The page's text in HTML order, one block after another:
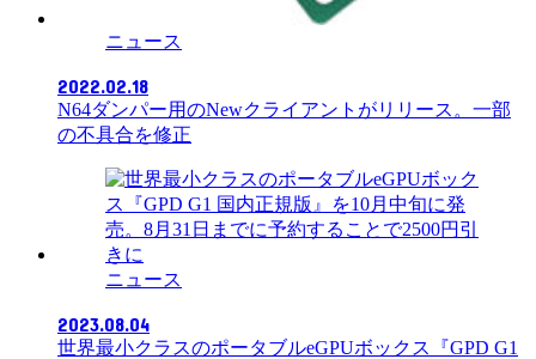
ニュース
2022.02.18
N64ダンパー用のNewクライアントがリリース。一部
の不具合を修正
ニュース
2023.08.04
世界最小クラスのポータブルeGPUボックス『GPD G1